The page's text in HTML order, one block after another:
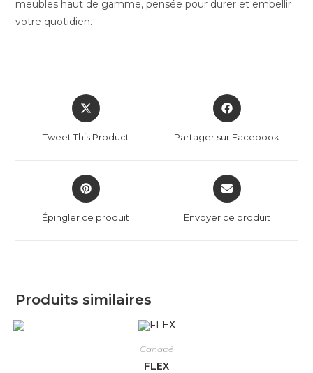
meubles haut de gamme, pensée pour durer et embellir
votre quotidien.
Tweet This Product Partager sur Facebook
Épingler ce produit Envoyer ce produit
Produits similaires
Canapé
FLEX